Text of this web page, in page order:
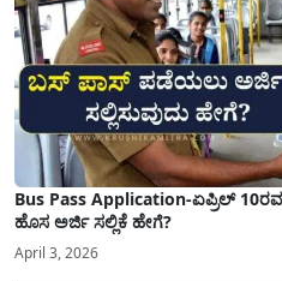
Bus Pass Application-ಏಪ್ರಿಲ್
ಹೊಸ ಅರ್ಜಿ ಸಲ್ಲಿಕೆ ಹೇಗೆ?
April 3, 2026